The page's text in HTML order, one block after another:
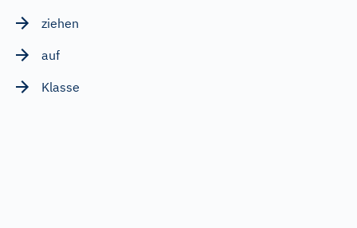
ziehen
auf
Klasse